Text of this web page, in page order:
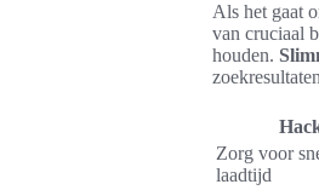
Als het gaat
van cruciaal
houden.
Zorg voor
laadtijd